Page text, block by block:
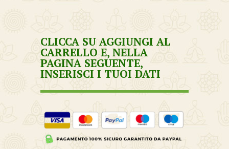
CLICCA SU AGGIUNGI AL
CARRELLO E, NELLA
PAGINA SEGUENTE,
INSERISCI I TUOI DATI